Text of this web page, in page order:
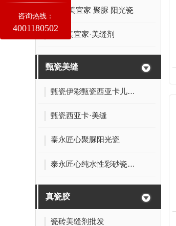
甄瓷 美宜家 聚脲 阳光瓷
甄瓷美宜家·美缝剂
甄瓷美缝
甄瓷伊彩甄瓷西亚卡儿童瓷美缝剂
甄瓷西亚卡·美缝
泰永匠心聚脲阳光瓷
泰永匠心纯水性彩砂瓷砖美缝剂
真瓷胶
瓷砖美缝剂批发
咨询热线：
4001180502